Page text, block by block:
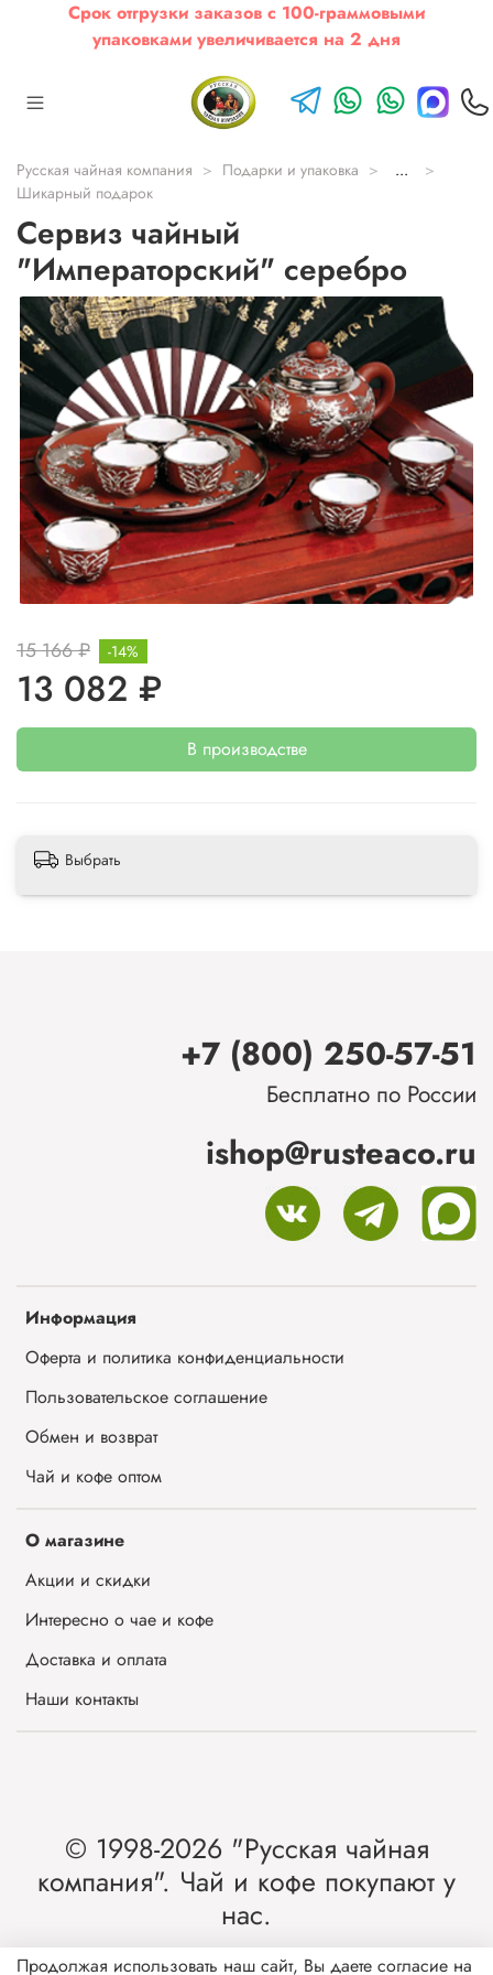
Срок отгрузки заказов с 100-граммовыми
упаковками увеличивается на 2 дня
Русская чайная компания Подарки и упаковка
...
Шикарный подарок
Сервиз чайный
"Императорский" серебро
15 166 ₽
13 082 ₽
-14%
В производстве
Выбрать
Информация
Оферта и политика конфиденциальности
Пользовательское соглашение
Обмен и возврат
Чай и кофе оптом
О магазине
Акции и скидки
Интересно о чае и кофе
Доставка и оплата
Наши контакты
+7 (800) 250-57-51
Бесплатно по России
ishop@rusteaco.ru
© 1998-2026 "Русская чайная
компания". Чай и кофе покупают у
нас.
Интернет-магазин чая и кофе от лидера
Продолжая использовать наш сайт, Вы даете согласие на